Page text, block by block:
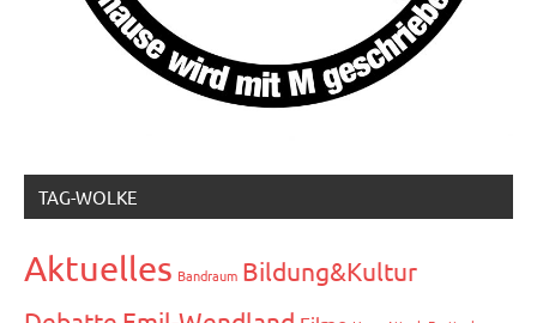
TAG-WOLKE
Aktuelles Bandraum Bildung&Kultur